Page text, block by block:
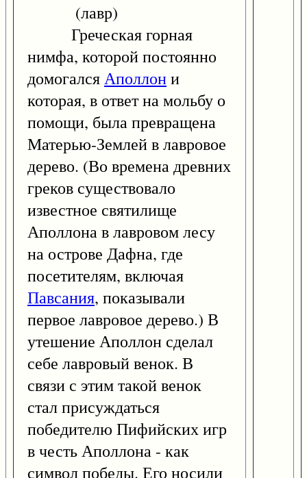
(лавр)
Греческая горная
нимфа, которой постоянно
домогалсяАполлони
которая, в ответ на мольбу о
помощи, была превращена
Матерью-Землей в лавровое
дерево. (Во времена древних
греков существовало
известное святилище
Аполлона в лавровом лесу
на острове Дафна, где
посетителям, включая
Павсания, показывали
первое лавровое дерево.) В
утешение Аполлон сделал
себе лавровый венок. В
связи с этим такой венок
стал присуждаться
победителю Пифийских игр
в честь Аполлона - как
символ победы. Его носили